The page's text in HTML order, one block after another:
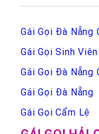
Gái Gọi Đà Nẵng
Gái Gọi Sinh
Gái Gọi Đà Nẵng
Gái Gọi Đà Nẵng
Gái Gọi Cẩm Lệ